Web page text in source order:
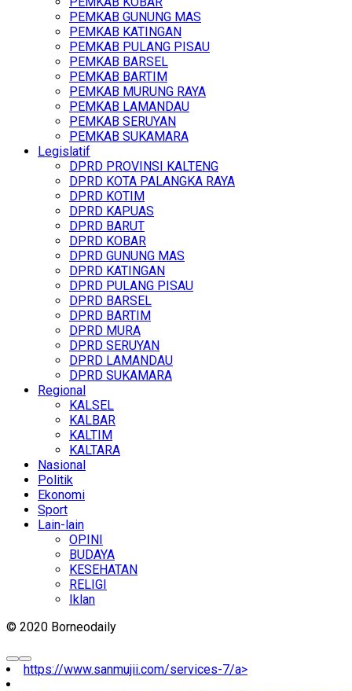
PEMKAB GUNUNG MAS
PEMKAB KATINGAN
PEMKAB PULANG PISAU
PEMKAB BARSEL
PEMKAB BARTIM
PEMKAB MURUNG RAYA
PEMKAB LAMANDAU
PEMKAB SERUYAN
PEMKAB SUKAMARA
Legislatif
DPRD PROVINSI KALTENG
DPRD KOTA PALANGKA RAYA
DPRD KOTIM
DPRD KAPUAS
DPRD BARUT
DPRD KOBAR
DPRD GUNUNG MAS
DPRD KATINGAN
DPRD PULANG PISAU
DPRD BARSEL
DPRD BARTIM
DPRD MURA
DPRD SERUYAN
DPRD LAMANDAU
DPRD SUKAMARA
Regional
KALSEL
KALBAR
KALTIM
KALTARA
Nasional
Politik
Ekonomi
Sport
Lain-lain
OPINI
BUDAYA
KESEHATAN
RELIGI
Iklan
© 2020 Borneodaily
https://www.sanmujii.com/services-7/a>